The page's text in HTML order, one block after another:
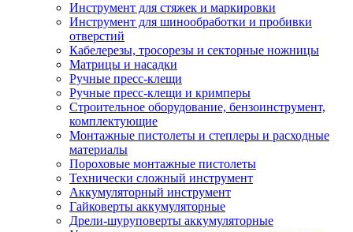
Инструмент для стяжек и маркировки
Инструмент для шинообработки и пробивки
отверстий
Кабелерезы, тросорезы и секторные ножницы
Матрицы и насадки
Ручные пресс-клещи
Ручные пресс-клещи и кримперы
Строительное оборудование, бензоинструмент,
комплектующие
Монтажные пистолеты и степлеры и расходные
материалы
Пороховые монтажные пистолеты
Технически сложный инструмент
Аккумуляторный инструмент
Гайковерты аккумуляторные
Дрели-шуруповерты аккумуляторные